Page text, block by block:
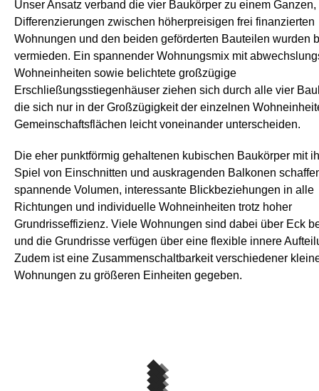
Unser Ansatz verband die vier Baukörper zu einem Ganzen,
Differenzierungen zwischen höherpreisigen frei finanzierten
Wohnungen und den beiden geförderten Bauteilen wurden
vermieden. Ein spannender Wohnungsmix mit
Wohneinheiten sowie belichtete großzügige
Erschließungsstiegenhäuser ziehen sich durch alle vier
die sich nur in der Großzügigkeit der einzelnen
Gemeinschaftsflächen leicht voneinander unterscheiden.
Die eher punktförmig gehaltenen kubischen Baukörper mit
Spiel von Einschnitten und auskragenden Balkonen
spannende Volumen, interessante Blickbeziehungen in alle
Richtungen und individuelle Wohneinheiten trotz hoher
Grundrisseffizienz. Viele Wohnungen sind dabei über Eck
und die Grundrisse verfügen über eine flexible innere
Zudem ist eine Zusammenschaltbarkeit verschiedener
Wohnungen zu größeren Einheiten gegeben.